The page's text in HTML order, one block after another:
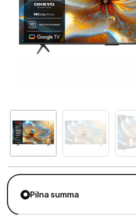
Televizoru stiprinājumi
TV rāmji
Pārsprieguma aizsargi
TV statīvi
Tet Virszemes televīzija
TV iekārtas
Spēļu konsoles
Pilna summa